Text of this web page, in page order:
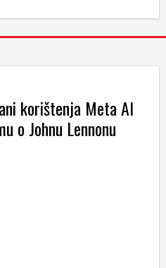
korištenja Meta AI
o Johnu Lennonu